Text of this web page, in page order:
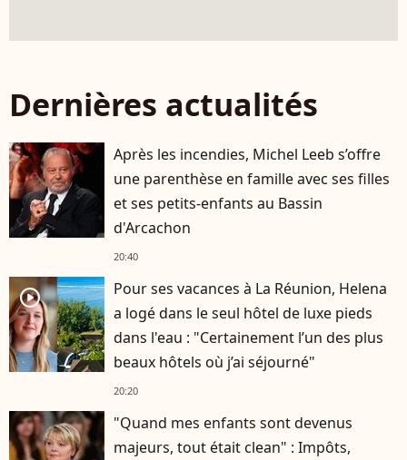
Dernières actualités
Après les incendies, Michel Leeb s’offre
une parenthèse en famille avec ses filles
et ses petits-enfants au Bassin
d'Arcachon
20:40
player2
Pour ses vacances à La Réunion, Helena
a logé dans le seul hôtel de luxe pieds
dans l'eau : "Certainement l’un des plus
beaux hôtels où j’ai séjourné"
20:20
"Quand mes enfants sont devenus
majeurs, tout était clean" : Impôts,